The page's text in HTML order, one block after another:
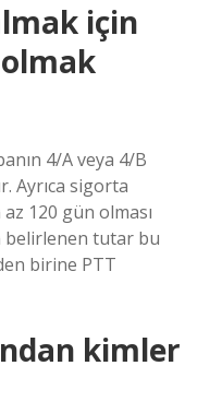
için
4/A veya 4/B
Ayrıca sigorta
120 gün olması
belirlenen tutar bu
birine PTT
kimler